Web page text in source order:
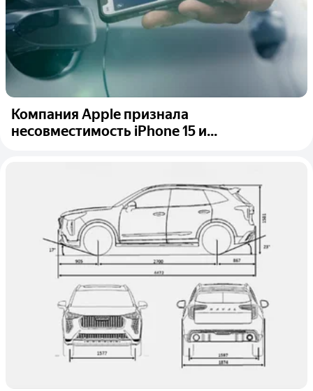
Компания Apple признала
несовместимость iPhone 15 и...